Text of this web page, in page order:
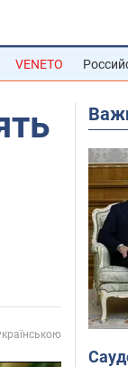
VENETO